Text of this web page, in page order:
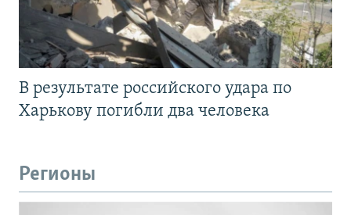
В результате российского удара по
Харькову погибли два человека
Регионы